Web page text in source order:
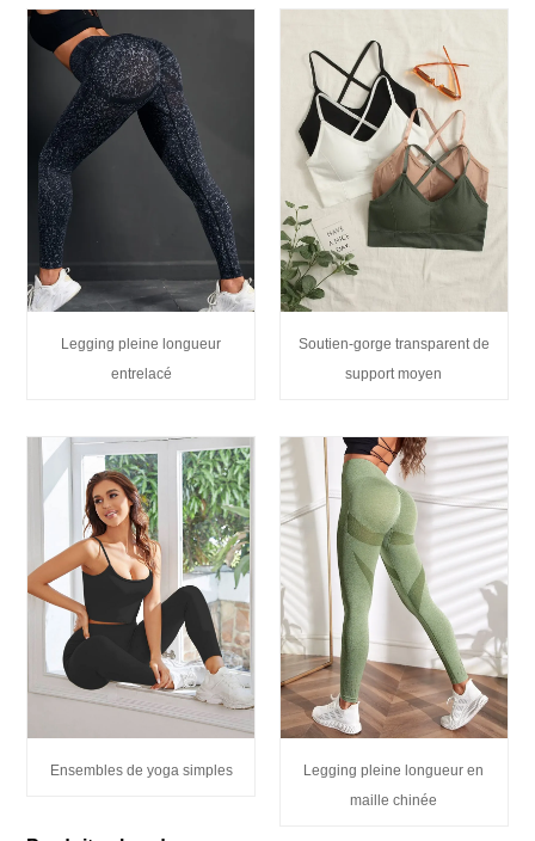
Legging pleine longueur
entrelacé
Soutien-gorge transparent de
support moyen
Ensembles de yoga simples
Legging pleine longueur en
maille chinée